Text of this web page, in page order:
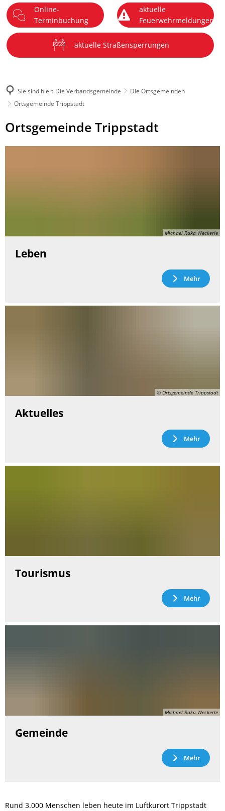
Menü
Online-
Terminbuchung
aktuelle
Feuerwehrmeldungen
aktuelle Straßensperrungen
Sie sind hier: Die Verbandsgemeinde
Die Ortsgemeinden
Ortsgemeinde Trippstadt
Ortsgemeinde
Trippstadt
Ortsgemeinde Trippstadt
Michael Raka Weckerle
Leben
Mehr
© Ortsgemeinde Trippstadt
Aktuelles
Mehr
Tourismus
Mehr
Michael Raka Weckerle
Gemeinde
Mehr
Rund 3.000 Menschen leben heute im Luftkurort Trippstadt